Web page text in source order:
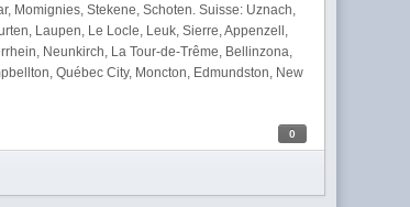
Momignies, Stekene, Schoten. Suisse: Uznach,
Laupen, Le Locle, Leuk, Sierre, Appenzell,
Neunkirch, La Tour-de-Trême, Bellinzona,
Québec City, Moncton, Edmundston, New
0